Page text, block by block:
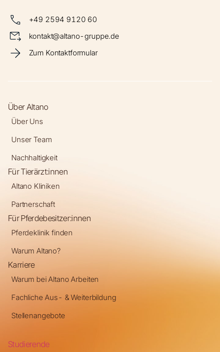
+49 2594 9120 60
kontakt@altano-gruppe.de
Zum Kontaktformular
Über Altano
Über Uns
Unser Team
Nachhaltigkeit
Für Tierärzt:innen
Altano Kliniken
Partnerschaft
Für Pferdebesitzer:innen
Pferdeklinik finden
Warum Altano?
Karriere
Warum bei Altano Arbeiten
Fachliche Aus- & Weiterbildung
Stellenangebote
Studierende